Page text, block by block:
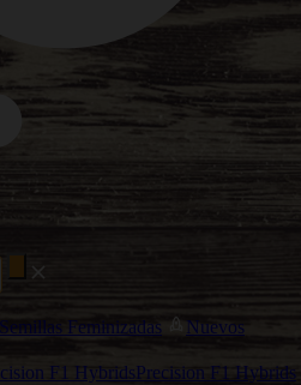
Semillas Feminizadas
Nuevos
Precision F1 Hybrids